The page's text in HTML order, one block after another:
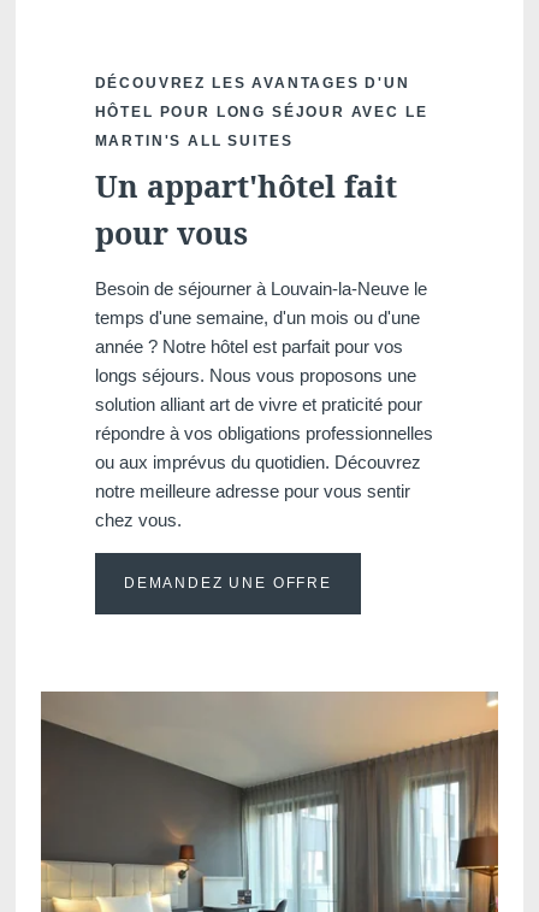
DÉCOUVREZ LES AVANTAGES D'UN
HÔTEL POUR LONG SÉJOUR AVEC LE
MARTIN'S ALL SUITES
Un appart'hôtel fait
pour vous
Besoin de séjourner à Louvain-la-Neuve le
temps d'une semaine, d'un mois ou d'une
année ? Notre hôtel est parfait pour vos
longs séjours. Nous vous proposons une
solution alliant art de vivre et praticité pour
répondre à vos obligations professionnelles
ou aux imprévus du quotidien. Découvrez
notre meilleure adresse pour vous sentir
chez vous.
DEMANDEZ UNE OFFRE
Louvain-la-Neuve, 3*
Martin's Klooster
Louvain, 4*
Martin's Patershof
Malines, 4*
Mons, 4* Tubize, 4*